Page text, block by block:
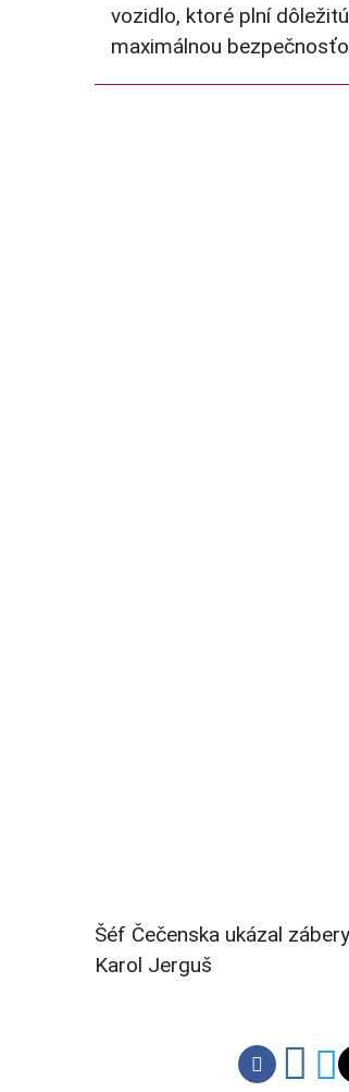
vozidlo, ktoré plní
maximálnou
Šéf Čečenska ukázal
Karol Jerguš